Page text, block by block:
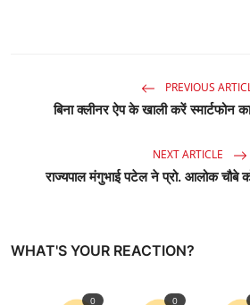
PREVIOUS
बिना क्लीनर ऐप के खाली करें स्मार्टफोन
NEXT ARTICLE
राज्यपाल मंगुभाई पटेल ने प्रो. आलोक चौबे
WHAT'S YOUR REACTION?
0 0